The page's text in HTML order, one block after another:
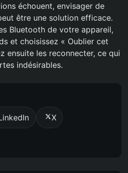
échouent, envisager de
être une solution efficace.
Bluetooth de votre appareil,
et choisissez « Oublier cet
ensuite les reconnecter, ce qui
indésirables.
X